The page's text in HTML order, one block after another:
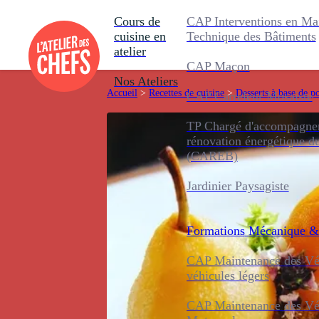
Cours de
cuisine en
atelier
Nos Ateliers
CAP Interventions en
Technique des Bâtiments
CAP Maçon
CAP Carreleur Mosaïste
TP Chargé
rénovation énergétique
(CAREB)
Jardinier Paysagiste
Formations Mécanique
CAP Maintenance des
véhicules légers
CAP Maintenance des
Accueil > Recettes de cuisine > Desserts à base de